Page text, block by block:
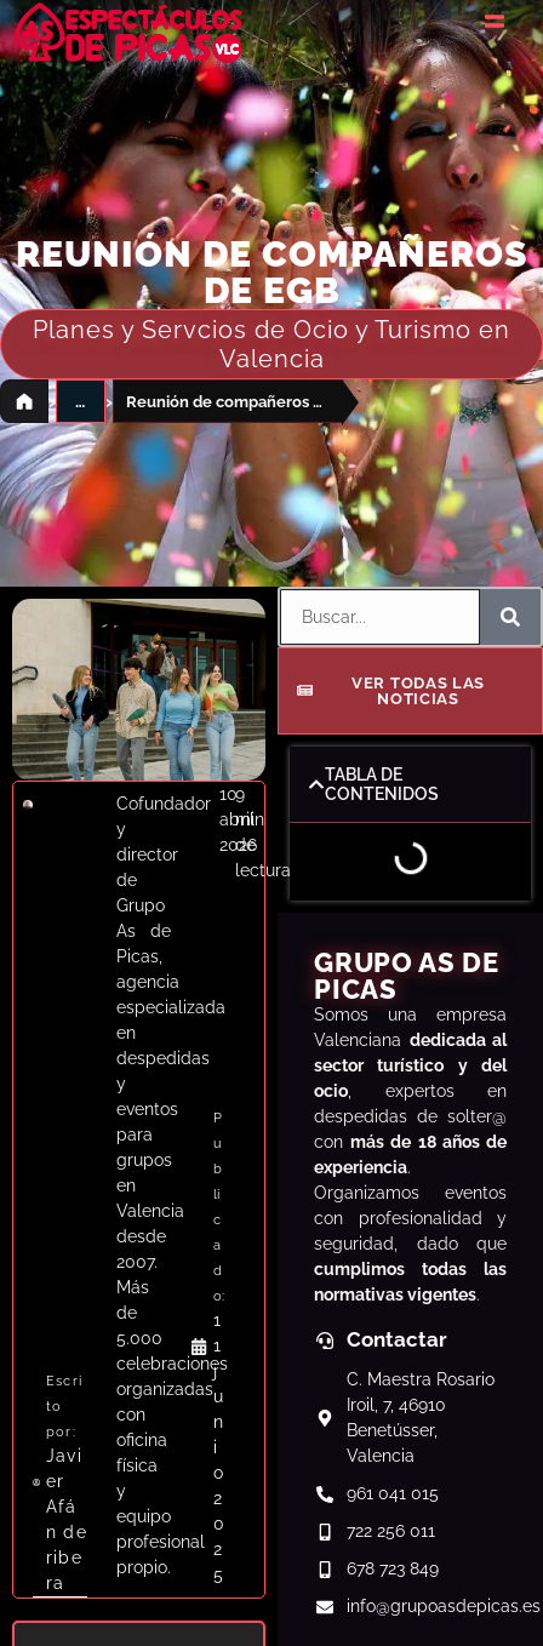
REUNIÓN DE COMPAÑEROS
DE EGB
Planes y Servcios de Ocio y Turismo en
Valencia
› … › Reunión de compañeros de EGB
Escri
to
por:
Javi
er
Afá
n de
ribe
ra
Cofundador
y
director
de
Grupo
As de
Picas,
agencia
especializada
en
despedidas
y
eventos
para
grupos
en
Valencia
desde
2007.
Más
de
5.000
celebraciones
organizadas
con
oficina
física
y
equipo
profesional
propio.
P
u
b
li
c
a
d
o:
1
1
j
u
n
i
o
2
0
2
5
10
abril
2026
9
min
de
lectura
VER TODAS LAS
NOTICIAS
TABLA DE
CONTENIDOS
GRUPO AS DE
PICAS
Somos una empresa
Valenciana dedicada al
sector turístico y del
ocio , expertos en
despedidas de solter@
conmás de 18 años de
experiencia.
Organizamos eventos
con profesionalidad y
seguridad, dado que
cumplimos todas las
normativas vigentes.
Contactar
C. Maestra Rosario
Iroil, 7, 46910
Benetússer,
Valencia
961 041 015
722 256 011
678 723 849
info@grupoasdepicas.es